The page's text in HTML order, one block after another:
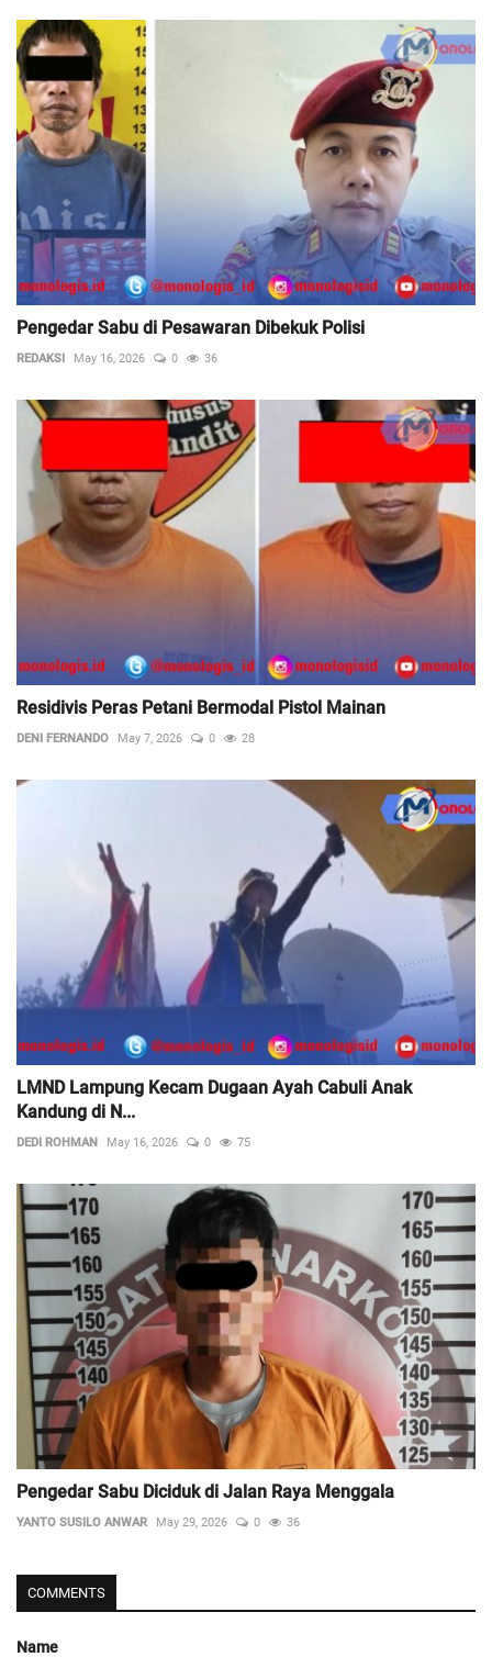
Pengedar Sabu di Pesawaran Dibekuk Polisi
REDAKSI May 16, 2026 0 36
Residivis Peras Petani Bermodal Pistol Mainan
DENI FERNANDO May 7, 2026 0 28
LMND Lampung Kecam Dugaan Ayah Cabuli Anak
Kandung di N...
DEDI ROHMAN May 16, 2026 0 75
Pengedar Sabu Diciduk di Jalan Raya Menggala
YANTO SUSILO ANWAR May 29, 2026 0 36
COMMENTS
Name